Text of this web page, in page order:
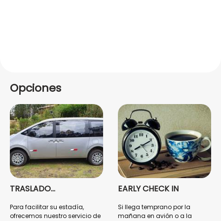
Opciones
TRASLADO
Para facilitar su estadía,
ofrecemos nuestro servicio de
EARLY CHECK IN
Si llega temprano por la
mañana en avión o a la